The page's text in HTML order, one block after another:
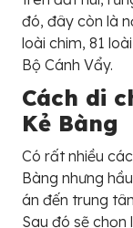
đó, đây còn là
loài chim, 81
Bộ Cánh Vẩy.
Cách di
Kẻ Bàng
Có rất nhiều
Bàng nhưng
án đến trung
Sau đó sẽ chọn